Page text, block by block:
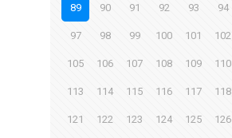
89 90 91 92 93 94
97 98 99 100 101 102
105 106 107 108 109 110
113 114 115 116 117 118
121 122 123 124 125 126